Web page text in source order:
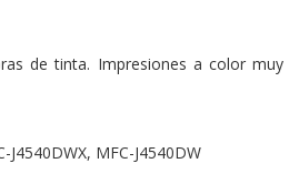
de tinta. Impresiones a color
MFC-J4540DW